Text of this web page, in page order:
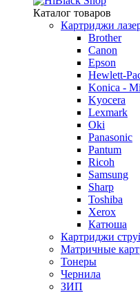
Каталог товаров
Картриджи
Brother
Canon
Epson
Hewlett-
Konica -
Kyocera
Lexmark
Oki
Panasonic
Pantum
Ricoh
Samsung
Sharp
Toshiba
Xerox
Катюша
Картриджи
Матричные
Тонеры
Чернила
ЗИП